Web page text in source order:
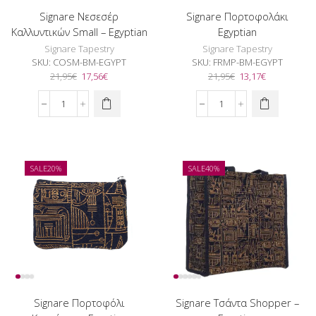
Signare Νεσεσέρ
Καλλυντικών Small – Egyptian
Signare Tapestry
SKU: COSM-BM-EGYPT
21,95€ Original
price
was:
21,95€.
17,56€Η
τιμή
Signare
-
Egyptian
ποσότητα
Signare Πορτοφολάκι
Egyptian
Signare Tapestry
SKU: FRMP-BM-EGYPT
21,95€ Original
price
was:
21,95€.
13,17€Η
τιμή
Signare
SALE20%
Signare Πορτοφόλι
SALE40%
Signare Τσάντα Shopper –